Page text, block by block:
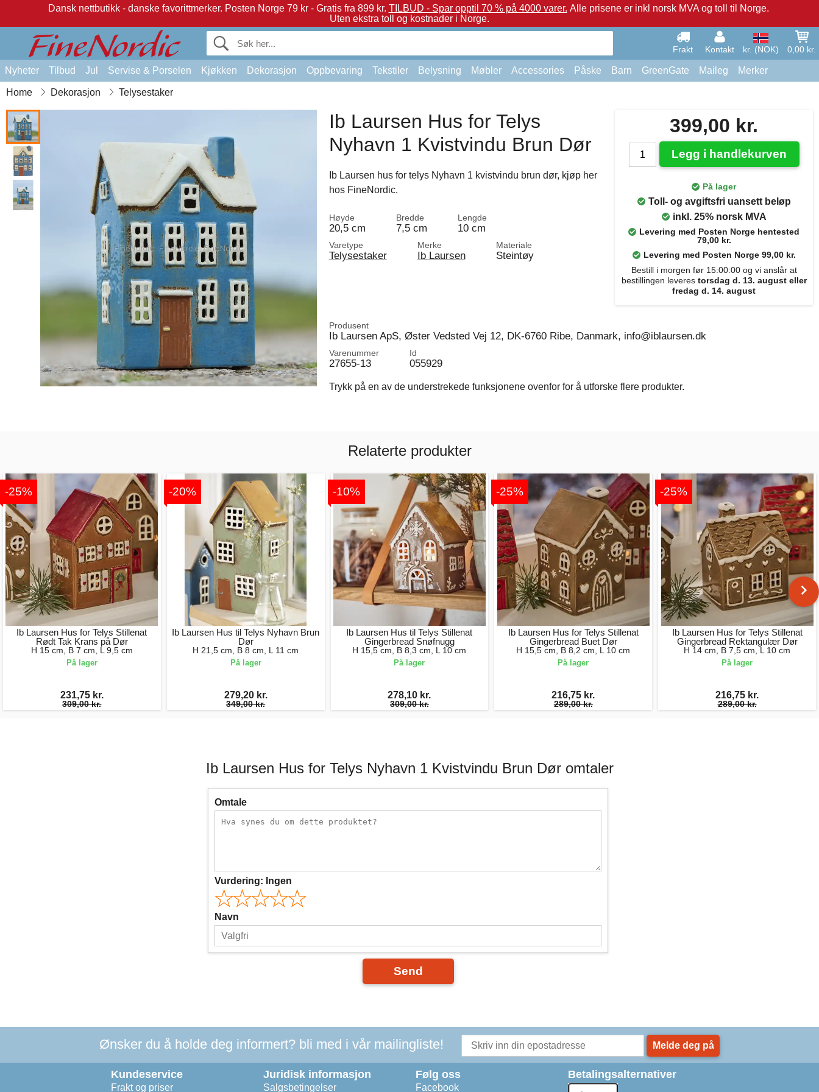
Dansk nettbutikk - danske favorittmerker. Posten Norge 79 kr - Gratis fra 899 kr. TILBUD - Spar opptil 70 % på 4000 varer. Alle prisene er inkl norsk MVA og toll til Norge.
Uten ekstra toll og kostnader i Norge.
Frakt Kontakt kr. (NOK) 0,00 kr.
Nyheter Tilbud Jul Servise & Porselen Kjøkken Dekorasjon Oppbevaring Tekstiler Belysning Møbler Accessories Påske Barn GreenGate Maileg Merker
Home Dekorasjon Telysestaker
399,00 kr.
Legg i handlekurven
På lager
Toll- og avgiftsfri uansett beløp
inkl. 25% norsk MVA
Levering med Posten Norge hentested
79,00 kr.
Levering med Posten Norge 99,00 kr.
Bestill i morgen før 15:00:00 og vi anslår at
bestillingen leveres torsdag d. 13. august eller
fredag d. 14. august
Ib Laursen Hus for Telys
Nyhavn 1 Kvistvindu Brun Dør
Ib Laursen hus for telys Nyhavn 1 kvistvindu brun dør, kjøp her
hos FineNordic.
Høyde
20,5 cm
Bredde
7,5 cm
Lengde
10 cm
Varetype
Telysestaker
Merke
Ib Laursen
Materiale
Steintøy
Produsent
Ib Laursen ApS, Øster Vedsted Vej 12, DK-6760 Ribe, Danmark, info@iblaursen.dk
Varenummer
27655-13
Id
055929
Trykk på en av de understrekede funksjonene ovenfor for å utforske flere produkter.
Relaterte produkter
-25%
Ib Laursen Hus for Telys Stillenat
Rødt Tak Krans på Dør
H 15 cm, B 7 cm, L 9,5 cm
På lager
231,75 kr.
309,00 kr.
-20%
Ib Laursen Hus til Telys Nyhavn Brun
Dør
H 21,5 cm, B 8 cm, L 11 cm
På lager
279,20 kr.
349,00 kr.
-10%
Ib Laursen Hus til Telys Stillenat
Gingerbread Snøfnugg
H 15,5 cm, B 8,3 cm, L 10 cm
På lager
278,10 kr.
309,00 kr.
-25%
Ib Laursen Hus for Telys Stillenat
Gingerbread Buet Dør
H 15,5 cm, B 8,2 cm, L 10 cm
På lager
216,75 kr.
289,00 kr.
-25%
Ib Laursen Hus for Telys Stillenat
Gingerbread Rektangulær Dør
H 14 cm, B 7,5 cm, L 10 cm
På lager
216,75 kr.
289,00 kr.
Ib Laursen Hus for Telys Nyhavn 1 Kvistvindu Brun Dør omtaler
Omtale
Vurdering: Ingen
Navn
Send
Ønsker du å holde deg informert? bli med i vår mailingliste! Melde deg på
Kundeservice
Frakt og priser
Juridisk informasjon
Salgsbetingelser
Følg oss
Facebook
Betalingsalternativer